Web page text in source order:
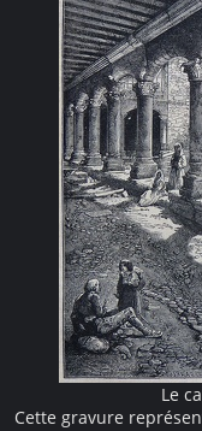
Le
Cette gravure